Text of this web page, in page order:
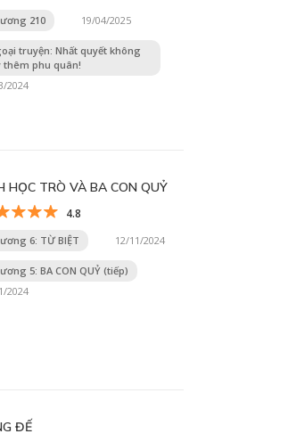
210 19/04/2025
truyện: Nhất quyết không
thêm phu quân!
2024
HỌC TRÒ VÀ BA CON QUỶ
4.8
6: TỪ BIỆT 12/11/2024
5: BA CON QUỶ (tiếp)
2024
ĐẾ